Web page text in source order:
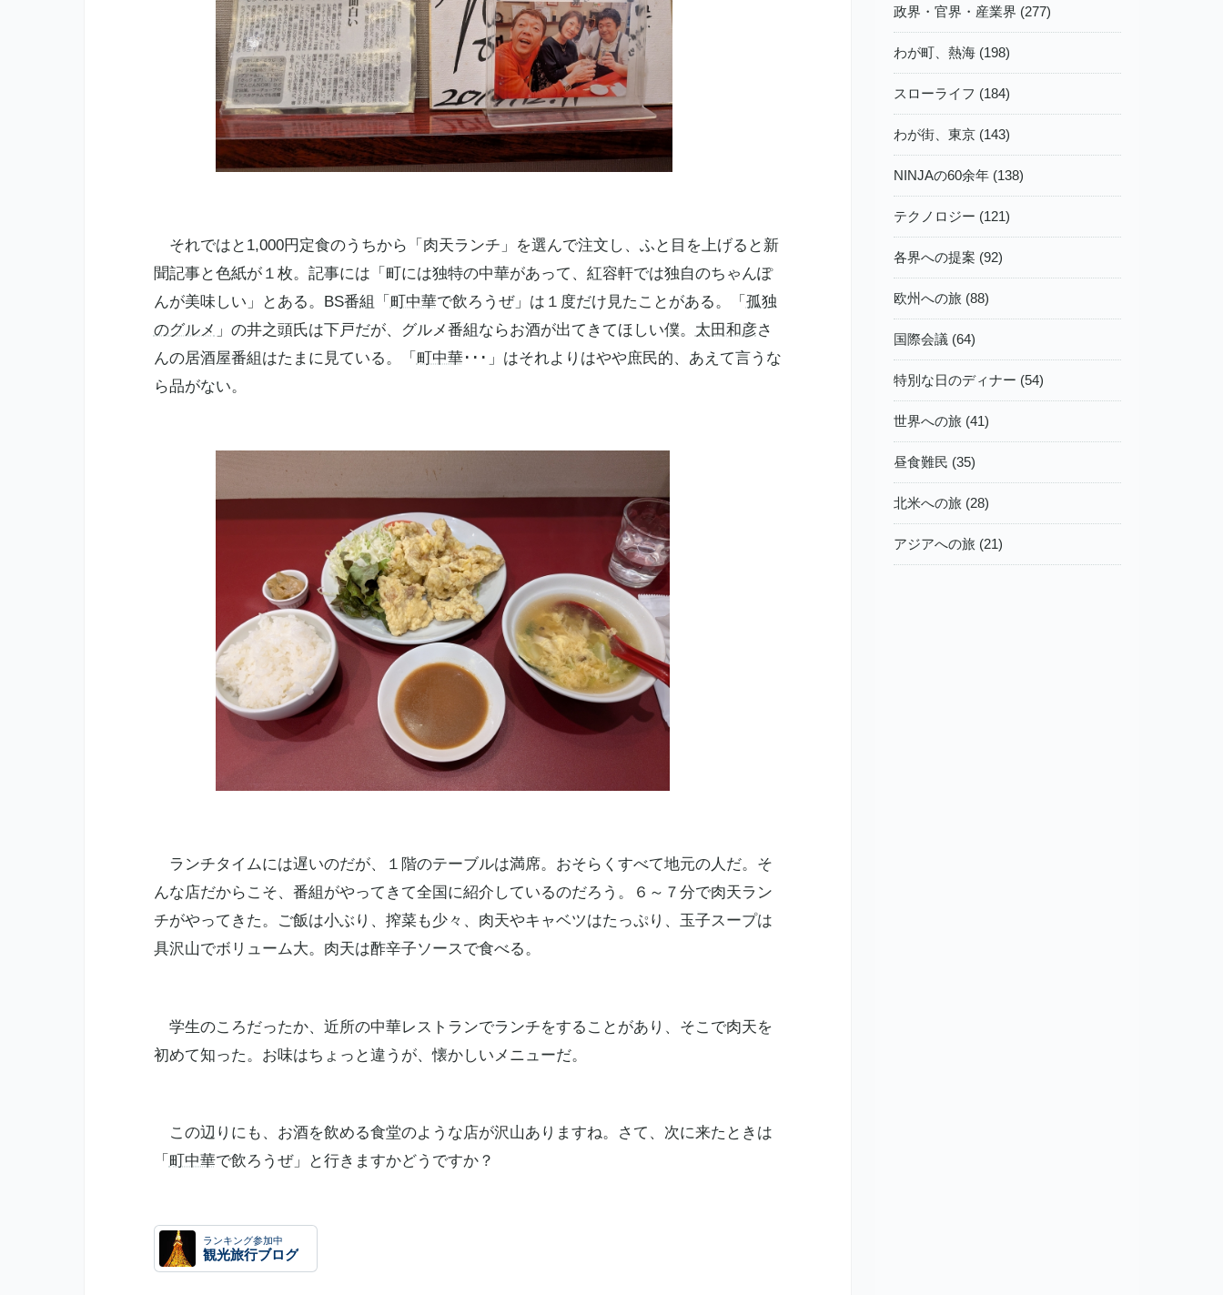
それではと1,000円定食のうちから「肉天ランチ」を選んで注文し、ふと目を上げると新
聞記事と色紙が１枚。記事には「町には独特の中華があって、紅容軒では独自のちゃんぽ
んが美味しい」とある。BS番組「 町中華で飲ろうぜ」は１度だけ見たことがある。「 孤独
のグルメ 」の井之頭氏は下戸だが、グルメ番組ならお酒が出てきてほしい僕。 太田和彦さ
んの居酒屋番組はたまに見ている。「 町中華･･･」はそれよりはやや庶民的、あえて言うな
ら品がない。
ランチタイムには遅いのだが、１階のテーブルは満席。おそらくすべて地元の人だ。そ
んな店だからこそ、番組がやってきて全国に紹介しているのだろう。６～７分で肉天ラン
チがやってきた。ご飯は小ぶり、搾菜も少々、肉天やキャベツはたっぷり、玉子スープは
具沢山でボリューム大。肉天は酢辛子ソースで食べる。
学生のころだったか、近所の中華レストランでランチをすることがあり、そこで肉天を
初めて知った。お味はちょっと違うが、懐かしいメニューだ。
この辺りにも、お酒を飲める食堂のような店が沢山ありますね。さて、次に来たときは
「 町中華で飲ろうぜ」と行きますかどうですか？
ランキング参加中
観光旅行ブログ
政界・官界・産業界 (277)
わが町、熱海 (198)
スローライフ (184)
わが街、東京 (143)
NINJAの60余年 (138)
テクノロジー (121)
各界への提案 (92)
欧州への旅 (88)
国際会議 (64)
特別な日のディナー (54)
世界への旅 (41)
昼食難民 (35)
北米への旅 (28)
アジアへの旅 (21)